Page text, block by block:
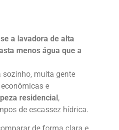
se a lavadora de alta
menos água que a
sozinho, muita gente
e
residencial,
de escassez hídrica.